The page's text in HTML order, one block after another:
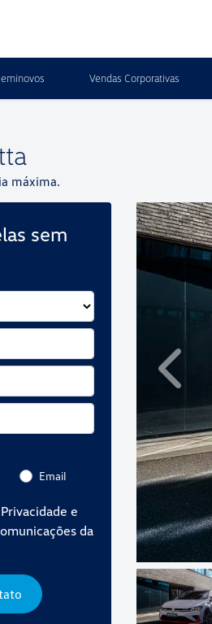
Vendas Corporativas
máxima.
sem
Email
e
da
Anterior